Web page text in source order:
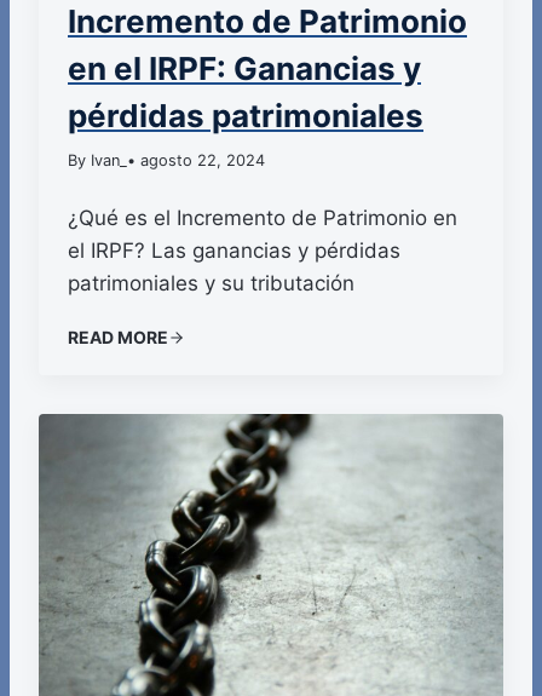
Incremento de Patrimonio
en el IRPF: Ganancias y
pérdidas patrimoniales
By Ivan_ • agosto 22, 2024
¿Qué es el Incremento de Patrimonio en
el IRPF? Las ganancias y pérdidas
patrimoniales y su tributación
READ MORE